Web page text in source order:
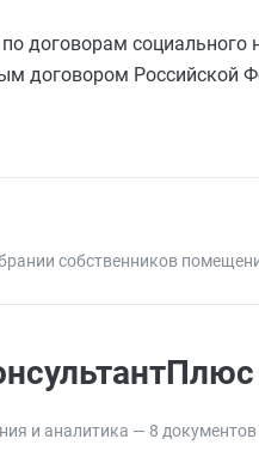
договорам социального
договором Российской
собственников
и аналитика — 8 документов